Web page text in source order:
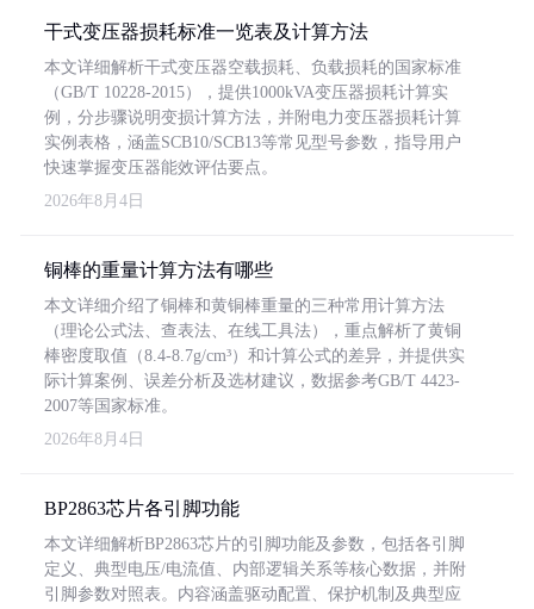
干式变压器损耗标准一览表及计算方法
本文详细解析干式变压器空载损耗、负载损耗的国家标准
（GB/T 10228-2015），提供1000kVA变压器损耗计算实
例，分步骤说明变损计算方法，并附电力变压器损耗计算
实例表格，涵盖SCB10/SCB13等常见型号参数，指导用户
快速掌握变压器能效评估要点。
2026年8月4日
铜棒的重量计算方法有哪些
本文详细介绍了铜棒和黄铜棒重量的三种常用计算方法
（理论公式法、查表法、在线工具法），重点解析了黄铜
棒密度取值（8.4-8.7g/cm³）和计算公式的差异，并提供实
际计算案例、误差分析及选材建议，数据参考GB/T 4423-
2007等国家标准。
2026年8月4日
BP2863芯片各引脚功能
本文详细解析BP2863芯片的引脚功能及参数，包括各引脚
定义、典型电压/电流值、内部逻辑关系等核心数据，并附
引脚参数对照表。内容涵盖驱动配置、保护机制及典型应